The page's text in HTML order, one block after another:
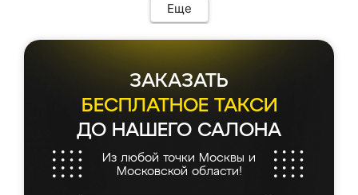
Еще
ЗАКАЗАТЬ
БЕСПЛАТНОЕ ТАКСИ
ДО НАШЕГО САЛОНА
Из любой точки Москвы и
Московской области!